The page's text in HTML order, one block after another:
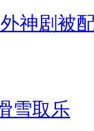
神剧被
雪取乐